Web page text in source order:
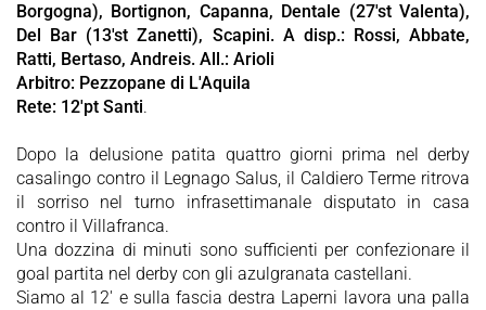
Borgogna), Bortignon, Capanna, Dentale (27'st Valenta),
Del Bar (13'st Zanetti), Scapini. A disp.: Rossi, Abbate,
Ratti, Bertaso, Andreis. All.: Arioli
Arbitro: Pezzopane di L'Aquila
Rete: 12'pt Santi.
Dopo la delusione patita quattro giorni prima nel derby
casalingo contro il Legnago Salus, il Caldiero Terme ritrova
il sorriso nel turno infrasettimanale disputato in casa
contro il Villafranca.
Una dozzina di minuti sono sufficienti per confezionare il
goal partita nel derby con gli azulgranata castellani.
Siamo al 12' e sulla fascia destra Laperni lavora una palla